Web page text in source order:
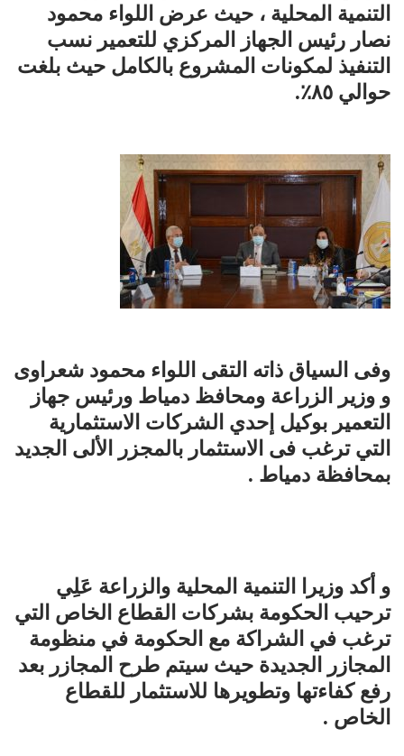
التنمية المحلية ، حيث عرض اللواء محمود
نصار رئيس الجهاز المركزي للتعمير نسب
التنفيذ لمكونات المشروع بالكامل حيث بلغت
حوالي ٨٥٪؜.
وفى السياق ذاته التقى اللواء محمود شعراوى
و وزير الزراعة ومحافظ دمياط ورئيس جهاز
التعمير بوكيل إحدي الشركات الاستثمارية
التي ترغب فى الاستثمار بالمجزر الألى الجديد
بمحافظة دمياط .
و أكد وزيرا التنمية المحلية والزراعة عَلِي
ترحيب الحكومة بشركات القطاع الخاص التي
ترغب في الشراكة مع الحكومة في منظومة
المجازر الجديدة حيث سيتم طرح المجازر بعد
رفع كفاءتها وتطويرها للاستثمار للقطاع
الخاص .